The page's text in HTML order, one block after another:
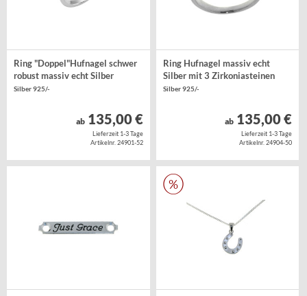
Ring "Doppel"Hufnagel schwer
robust massiv echt Silber
Silber 925/-
ab135,00 €
Lieferzeit 1-3 Tage
Artikelnr. 24901-52
Ring Hufnagel massiv echt
Silber mit 3 Zirkoniasteinen
Silber 925/-
ab 135,00 €
Lieferzeit 1-3 Tage
Artikelnr. 24904-50